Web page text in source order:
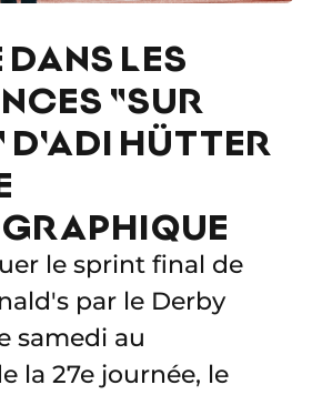
DANS LES
"SUR
D'ADI HÜTTER
le sprint final de
par le Derby
samedi au
la 27e journée, le